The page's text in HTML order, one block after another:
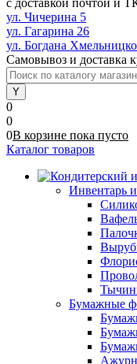
с доставкой почтой и
ул. Чичерина 5
ул. Гагарина 26
ул. Богдана
Самовывоз и доставка
0
0
0В корзине пока пусто
Каталог товаров
Инвентарь
Бумажные